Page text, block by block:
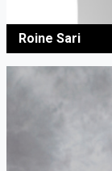
Roine Sari